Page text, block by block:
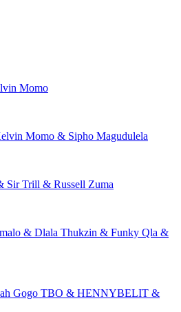
Momo
Momo & Sipho Magudulela
Sir Trill & Russell Zuma
& Dlala Thukzin & Funky Qla &
Gogo TBO & HENNYBELIT &